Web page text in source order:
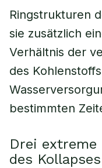
Ringstrukturen
sie zusätzlich
Verhältnis der
des
bestimmten
Drei
des Kollapses